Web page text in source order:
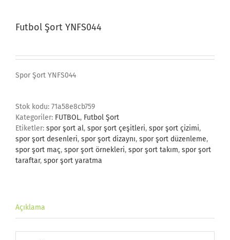
Futbol Şort YNFS044
Spor Şort YNFS044
Stok kodu: 71a58e8cb759
Kategoriler: FUTBOL, Futbol Şort
Etiketler: spor şort al, spor şort çeşitleri, spor şort çizimi,
spor şort desenleri, spor şort dizaynı, spor şort düzenleme,
spor şort maç, spor şort örnekleri, spor şort takım, spor şort
taraftar, spor şort yaratma
Açıklama